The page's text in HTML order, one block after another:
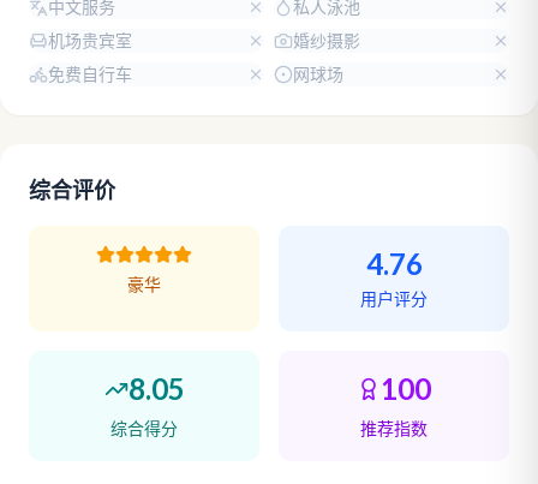
中文服务
私人泳池
机场贵宾室
婚纱摄影
免费自行车
网球场
综合评价
豪华
4.76
用户评分
8.05
综合得分
100
推荐指数